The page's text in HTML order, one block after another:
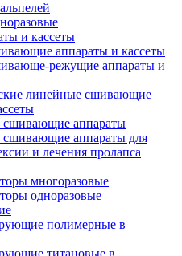
и кассеты
аппараты и кассеты
режущие аппараты и
линейные сшивающие
сшивающие аппараты
аппараты для
и лечения пролапса
многоразовые
одноразовые
полимерные в
титановые в